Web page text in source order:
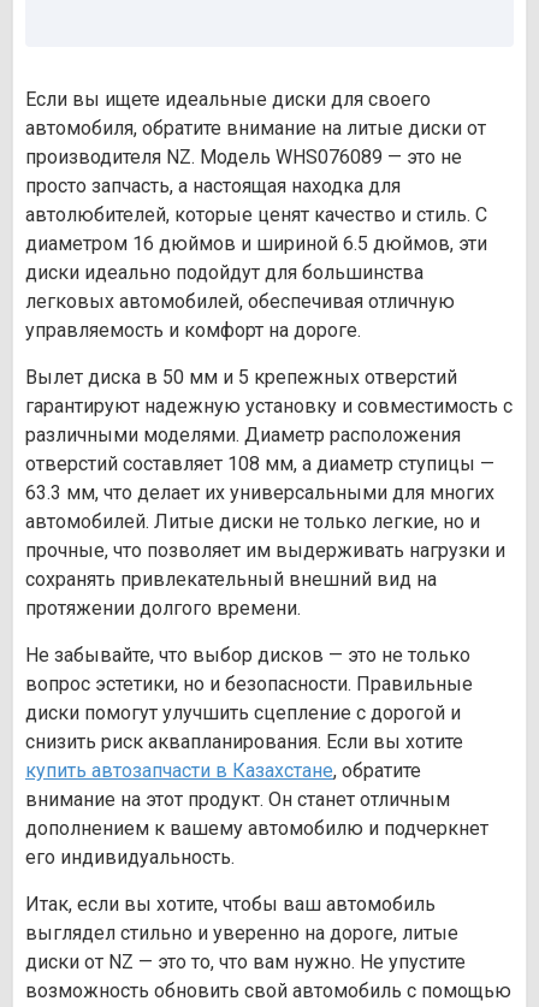
Если вы ищете идеальные диски для своего
автомобиля, обратите внимание на литые диски от
производителя NZ. Модель WHS076089 — это не
просто запчасть, а настоящая находка для
автолюбителей, которые ценят качество и стиль. С
диаметром 16 дюймов и шириной 6.5 дюймов, эти
диски идеально подойдут для большинства
легковых автомобилей, обеспечивая отличную
управляемость и комфорт на дороге.
Вылет диска в 50 мм и 5 крепежных отверстий
гарантируют надежную установку и совместимость с
различными моделями. Диаметр расположения
отверстий составляет 108 мм, а диаметр ступицы —
63.3 мм, что делает их универсальными для многих
автомобилей. Литые диски не только легкие, но и
прочные, что позволяет им выдерживать нагрузки и
сохранять привлекательный внешний вид на
протяжении долгого времени.
Не забывайте, что выбор дисков — это не только
вопрос эстетики, но и безопасности. Правильные
диски помогут улучшить сцепление с дорогой и
снизить риск аквапланирования. Если вы хотите
купить автозапчасти в Казахстане, обратите
внимание на этот продукт. Он станет отличным
дополнением к вашему автомобилю и подчеркнет
его индивидуальность.
Итак, если вы хотите, чтобы ваш автомобиль
выглядел стильно и уверенно на дороге, литые
диски от NZ — это то, что вам нужно. Не упустите
возможность обновить свой автомобиль с помощью